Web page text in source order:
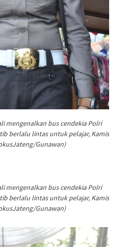
mengenalkan bus cendekia Polri
berlalu lintas untuk pelajar, Kamis
Gunawan)
mengenalkan bus cendekia Polri
berlalu lintas untuk pelajar, Kamis
Gunawan)